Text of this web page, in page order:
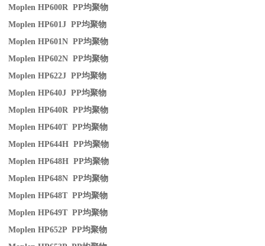
Moplen HP600R PP均聚物
Moplen HP601J PP均聚物
Moplen HP601N PP均聚物
Moplen HP602N PP均聚物
Moplen HP622J PP均聚物
Moplen HP640J PP均聚物
Moplen HP640R PP均聚物
Moplen HP640T PP均聚物
Moplen HP644H PP均聚物
Moplen HP648H PP均聚物
Moplen HP648N PP均聚物
Moplen HP648T PP均聚物
Moplen HP649T PP均聚物
Moplen HP652P PP均聚物